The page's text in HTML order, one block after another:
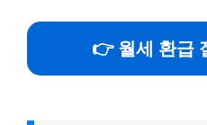
👉 월세 환급